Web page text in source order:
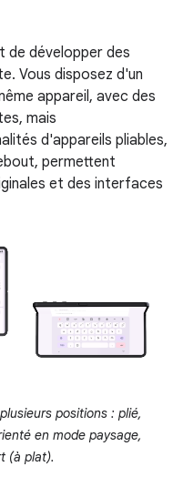
de développer des
Vous disposez d'un
appareil, avec des
mais
d'appareils pliables,
permettent
et des interfaces
positions : plié,
en mode paysage,
(à plat).